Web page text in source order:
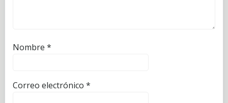
Nombre *
Correo electrónico *